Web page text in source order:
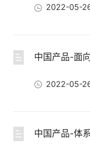
2022-05-
中国产品-面
2022-05-